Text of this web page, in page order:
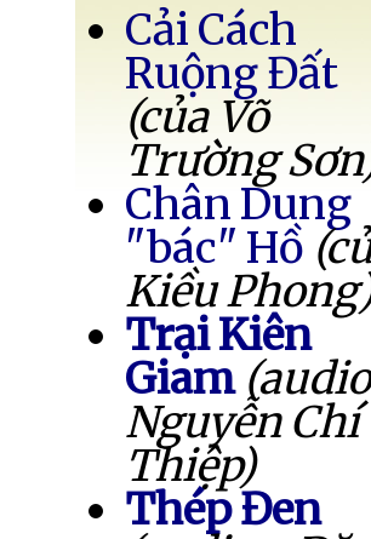
Cải Cách
Ruộng Đất
(của Võ
Trường
Chân Dung
"bác" Hồ
Kiều
Trại Kiên
Giam
Nguyễn Chí
Thiệp)
Thép Đen